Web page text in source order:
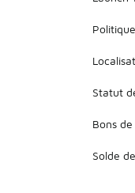
Statut
Bons
Solde